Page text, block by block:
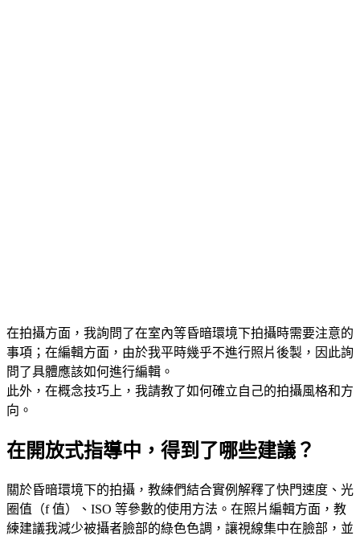
在拍攝方面，我詢問了在室內等昏暗環境下拍攝時需要注意的
事項；在編輯方面，由於我平時幾乎不進行照片後製，因此詢
問了具體應該如何進行編輯。
此外，在概念技巧上，我請教了如何確立自己的拍攝風格和方
向。
在開放式指導中，得到了哪些建議？
關於昏暗環境下的拍攝，教練們結合實例解釋了快門速度、光
圈值（f 值）、ISO 等參數的使用方法。在照片編輯方面，教
練建議我減少被攝者臉部的綠色色調，讓視線集中在臉部，並